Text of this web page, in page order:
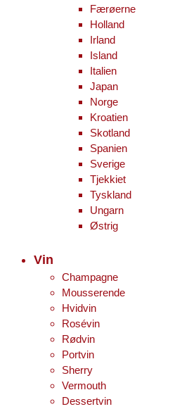
Færøerne
Holland
Irland
Island
Italien
Japan
Norge
Kroatien
Skotland
Spanien
Sverige
Tjekkiet
Tyskland
Ungarn
Østrig
Vin
Champagne
Mousserende
Hvidvin
Rosévin
Rødvin
Portvin
Sherry
Vermouth
Dessertvin